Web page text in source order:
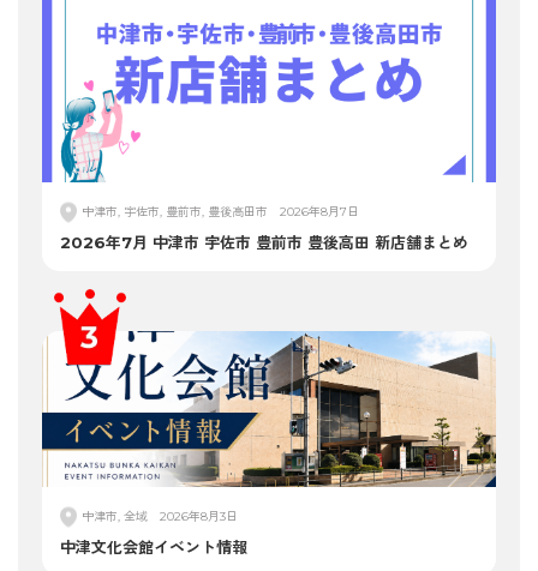
中津市, 宇佐市, 豊前市, 豊後高田市 2026年8月7日
2026年7月 中津市 宇佐市 豊前市 豊後高田 新店舗まとめ
中津市, 全域 2026年8月3日
中津文化会館イベント情報